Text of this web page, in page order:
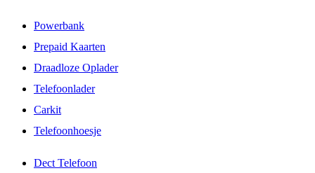
Powerbank
Prepaid Kaarten
Draadloze Oplader
Telefoonlader
Carkit
Telefoonhoesje
Dect Telefoon